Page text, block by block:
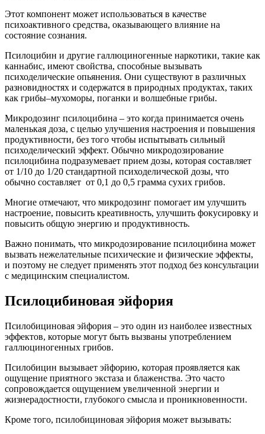
Этот компонент может использоваться в качестве
психоактивного средства, оказывающего влияние на
состояние сознания.
Псилоцибин и другие галлюциногенные наркотики, такие как
каннабис, имеют свойства, способные вызывать
психоделические опьянения. Они существуют в различных
разновидностях и содержатся в природных продуктах, таких
как грибы–мухоморы, поганки и волшебные грибы.
Микродозинг псилоцибина – это когда принимается очень
маленькая доза, с целью улучшения настроения и повышения
продуктивности, без того чтобы испытывать сильный
психоделический эффект. Обычно микродозирование
псилоцибина подразумевает прием дозы, которая составляет
от 1/10 до 1/20 стандартной психоделической дозы, что
обычно составляет от 0,1 до 0,5 грамма сухих грибов.
Многие отмечают, что микродозинг помогает им улучшить
настроение, повысить креативность, улучшить фокусировку и
повысить общую энергию и продуктивность.
Важно понимать, что микродозирование псилоцибина может
вызвать нежелательные психические и физические эффекты,
и поэтому не следует применять этот подход без консультации
с медицинским специалистом.
Псилоцибиновая эйфория
Псилобициновая эйфория – это один из наиболее известных
эффектов, которые могут быть вызваны употреблением
галлюциногенных грибов.
Псилобицин вызывает эйфорию, которая проявляется как
ощущение приятного экстаза и блаженства. Это часто
сопровождается ощущением увеличенной энергии и
жизнерадостности, глубокого смысла и проникновенности.
Кроме того, псилобициновая эйфория может вызывать: